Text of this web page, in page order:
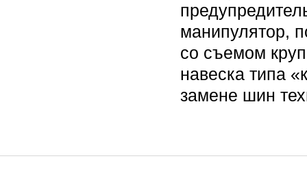
манипулятор,
со съемом
навеска типа
замене шин